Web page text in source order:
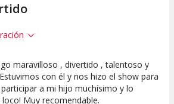
10
Puesta en
Escena
10
Interpretación
artística
maravilloso , divertido , talentoso y
con él y nos hizo el show para
a mi hijo muchísimo y lo
Muy recomendable.